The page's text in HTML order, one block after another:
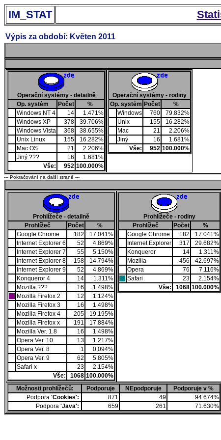
IM_STAT
Výpis za období: Květen 2011
Operační systémy - detailně
Op. systém
Počet
%
Windows NT 4
14
1.471%
Windows XP
378
39.706%
Windows Vista
368
38.655%
Unix Linux
155
16.282%
Mac OS
21
2.206%
Jiný ???
16
1.681%
Vše:
952 100.000%
Operační systémy - rodiny
Op. systém Počet
%
Windows
760
79.832%
Unix
155
16.282%
Mac
21
2.206%
Jiný
16
1.681%
Vše:
952 100.000%
--- Pokračování na další straně ---
Prohlížeče - detailně
Prohlížeč
Počet
%
Google Chrome
182
17.041%
Internet Explorer 6
52
4.869%
Internet Explorer 7
55
5.150%
Internet Explorer 8
158
14.794%
Internet Explorer 9
52
4.869%
Konqueror 4
14
1.311%
Mozilla ???
16
1.498%
Mozilla Firefox 2
12
1.124%
Mozilla Firefox 3
16
1.498%
Mozilla Firefox 4
205
19.195%
Mozilla Firefox x
191
17.884%
Mozilla Ver. 1.8
16
1.498%
Opera Ver. 10
13
1.217%
Opera Ver. 8
1
0.094%
Opera Ver. 9
62
5.805%
Safari x
23
2.154%
Vše:
1068 100.000%
Prohlížeče - rodiny
Prohlížeč
Počet
%
Google Chrome
182
17.041%
Internet Explorer
317
29.682%
Konqueror
14
1.311%
Mozilla
456
42.697%
Opera
76
7.116%
Safari
23
2.154%
Vše:
1068 100.000%
Možnosti prohlížečů: Podporuje NEpodporuje
Podporuje v %
Podpora 'Cookies': 871 49
94.674%
Podpora 'Java': 659 261 71.630%